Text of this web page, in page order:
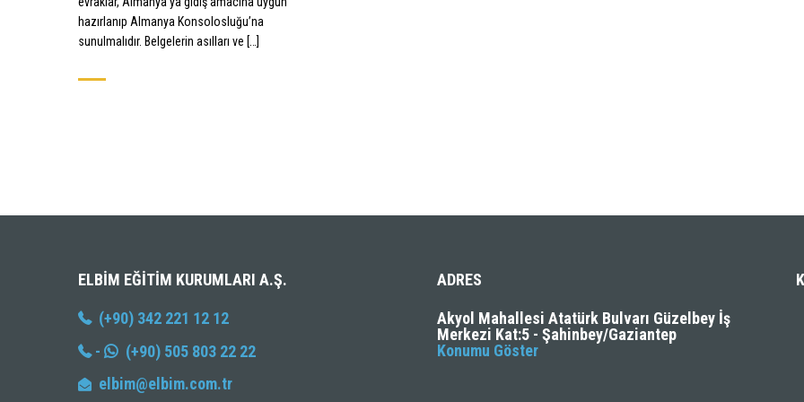
hazırlanıp Almanya Konsolosluğu’na
sunulmalıdır. Belgelerin asılları ve […]
ELBIM EĞITIM KURUMLARI A.Ş.
(+90) 342 221 12 12
-
(+90) 505 803 22 22
elbim@elbim.com.tr
ADRES
Akyol Mahallesi Atatürk Bulvarı Güzelbey İş
Merkezi Kat:5 - Şahinbey/Gaziantep
Konumu Göster